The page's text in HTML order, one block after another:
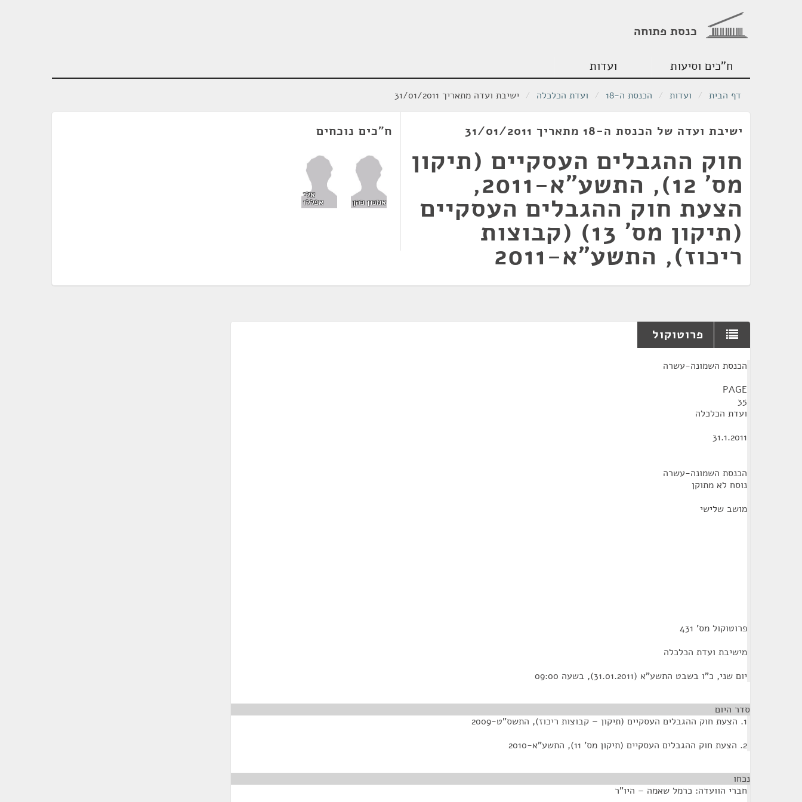
כנסת פתוחה
ח"כים וסיעות ועדות
דף הבית / ועדות / הכנסת ה-18 / ועדת הכלכלה / ישיבת ועדה מתאריך 31/01/2011
ישיבת ועדה של הכנסת ה-18 מתאריך 31/01/2011
חוק ההגבלים העסקיים (תיקון
מס' 12), התשע"א-2011,
הצעת חוק ההגבלים העסקיים
(תיקון מס' 13) (קבוצות
ריכוז), התשע"א-2011
ח"כים נוכחים
אמנון כהן
אלי
אפללו
פרוטוקול
הכנסת השמונה-עשרה
PAGE
35
ועדת הכלכלה
31.1.2011
הכנסת השמונה-עשרה
נוסח לא מתוקן
מושב שלישי
פרוטוקול מס' 431
מישיבת ועדת הכלכלה
יום שני, כ"ו בשבט התשע"א (31.01.2011), בשעה 09:00
סדר היום
1. הצעת חוק ההגבלים העסקיים (תיקון – קבוצות ריכוז), התשס"ט-2009
2. הצעת חוק ההגבלים העסקיים (תיקון מס' 11), התשע"א-2010
נכחו
חברי הוועדה: כרמל שאמה – היו"ר